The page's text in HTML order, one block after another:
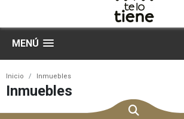
MENÚ
Inicio Inmuebles
Inmuebles